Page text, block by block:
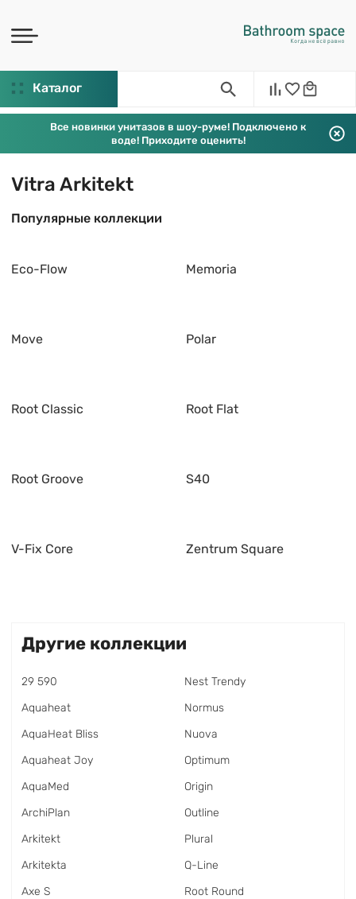
Каталог
Все новинки унитазов в шоу-руме! Подключено к
воде! Приходите оценить!
Vitra Arkitekt
Популярные коллекции
Eco-Flow Memoria
Move Polar
Root Classic Root Flat
Root Groove S40
V-Fix Core Zentrum Square
Другие коллекции
29 590
Aquaheat
AquaHeat Bliss
Aquaheat Joy
AquaMed
ArchiPlan
Arkitekt
Arkitekta
Axe S
Nest Trendy
Normus
Nuova
Optimum
Origin
Outline
Plural
Q-Line
Root Round